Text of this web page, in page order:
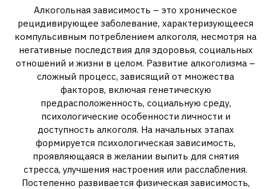
Алкогольная зависимость – это хроническое
рецидивирующее заболевание‚ характеризующееся
компульсивным потреблением алкоголя‚ несмотря на
негативные последствия для здоровья‚ социальных
отношений и жизни в целом. Развитие алкоголизма –
сложный процесс‚ зависящий от множества
факторов‚ включая генетическую
предрасположенность‚ социальную среду‚
психологические особенности личности и
доступность алкоголя. На начальных этапах
формируется психологическая зависимость‚
проявляющаяся в желании выпить для снятия
стресса‚ улучшения настроения или расслабления.
Постепенно развивается физическая зависимость‚